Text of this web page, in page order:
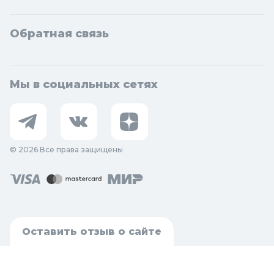
Обратная связь
Мы в социальных сетях
© 2026 Все права защищены
Оставить отзыв о сайте